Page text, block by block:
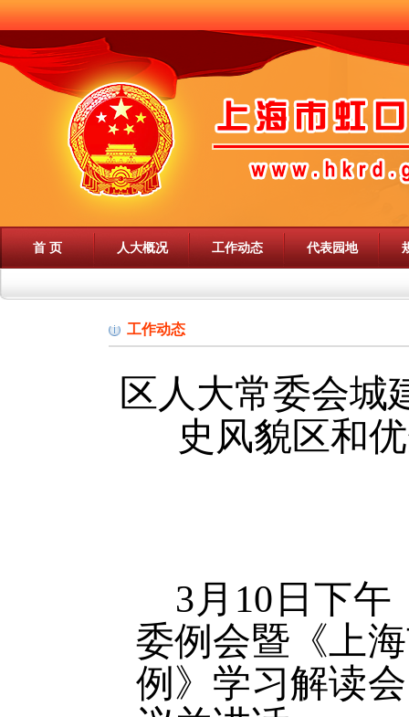
首 页 人大概况 工作动态 代表园地
工作动态
区人大常委会城
史风貌区和
3月10日下
委例会暨《上
例》学习解读